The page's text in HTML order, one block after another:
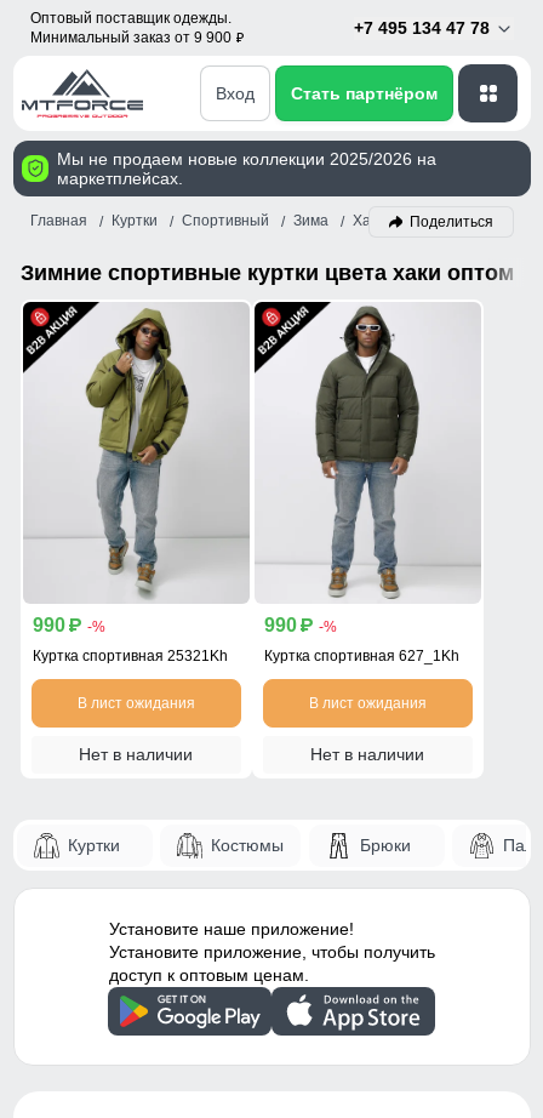
Оптовый поставщик одежды.
Минимальный заказ от 9 900 p
+7 495 134 47 78
Вход Стать партнёром
Мы не продаем новые коллекции 2025/2026 на
маркетплейсах.
Главная Куртки Спортивный Зима Хаки Поделиться
Зимние спортивные куртки цвета хаки оптом
990 p -%
Куртка спортивная 25321Kh
В лист ожидания
Нет в наличии
990 p -%
Куртка спортивная 627_1Kh
В лист ожидания
Нет в наличии
Куртки Костюмы Брюки
Установите наше приложение!
Установите приложение, чтобы получить
доступ к оптовым ценам.